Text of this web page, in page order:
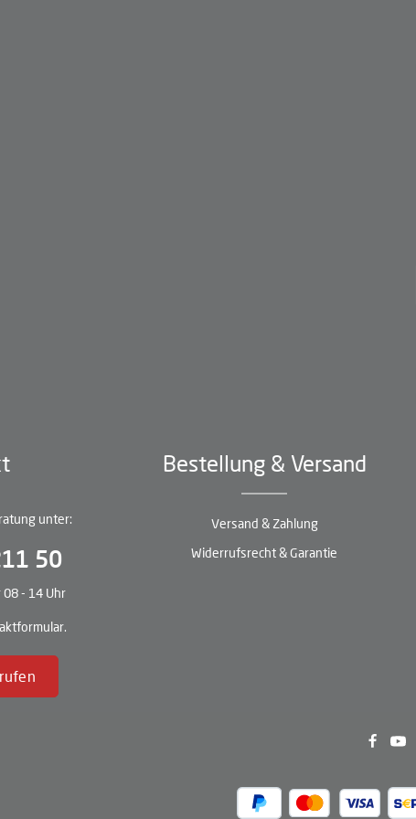
unter:
50
08 - 14 Uhr
.
Bestellung & Versand
Versand & Zahlung
Widerrufsrecht & Garantie